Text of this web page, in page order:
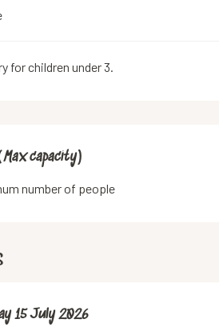
for children under 3.
capacity)
capacity)
number of people
15 July 2026
15 July 2026